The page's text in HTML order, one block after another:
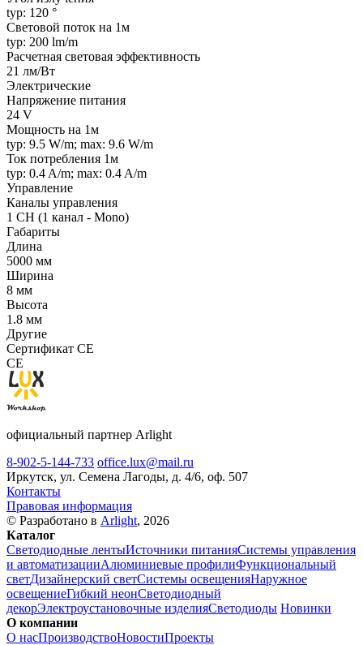
typ: 120 °
Световой поток на 1м
typ: 200 lm/m
Расчетная световая эффективность
21 лм/Вт
Электрические
Напряжение питания
24 V
Мощность на 1м
typ: 9.5 W/m; max: 9.6 W/m
Ток потребления 1м
typ: 0.4 A/m; max: 0.4 A/m
Управление
Каналы управления
1 CH (1 канал - Mono)
Габариты
Длина
5000 мм
Ширина
8 мм
Высота
1.8 мм
Другие
Сертификат CE
CE
официальный партнер Arlight
8-902-5-144-733 office.lux@mail.ru
Иркутск, ул. Семена Лагоды, д. 4/6, оф. 507
Контакты
Правовая информация
© Разработано в Arlight, 2026
Каталог
Светодиодные лентыИсточники питанияСистемы управления
и автоматизацииАлюминиевые профилиФункциональный
светДизайнерский светСистемы освещенияНаружное
освещениеГибкий неонСветодиодный
декорЭлектроустановочные изделияСветодиоды Новинки
О компании
О насПроизводствоНовостиПроекты